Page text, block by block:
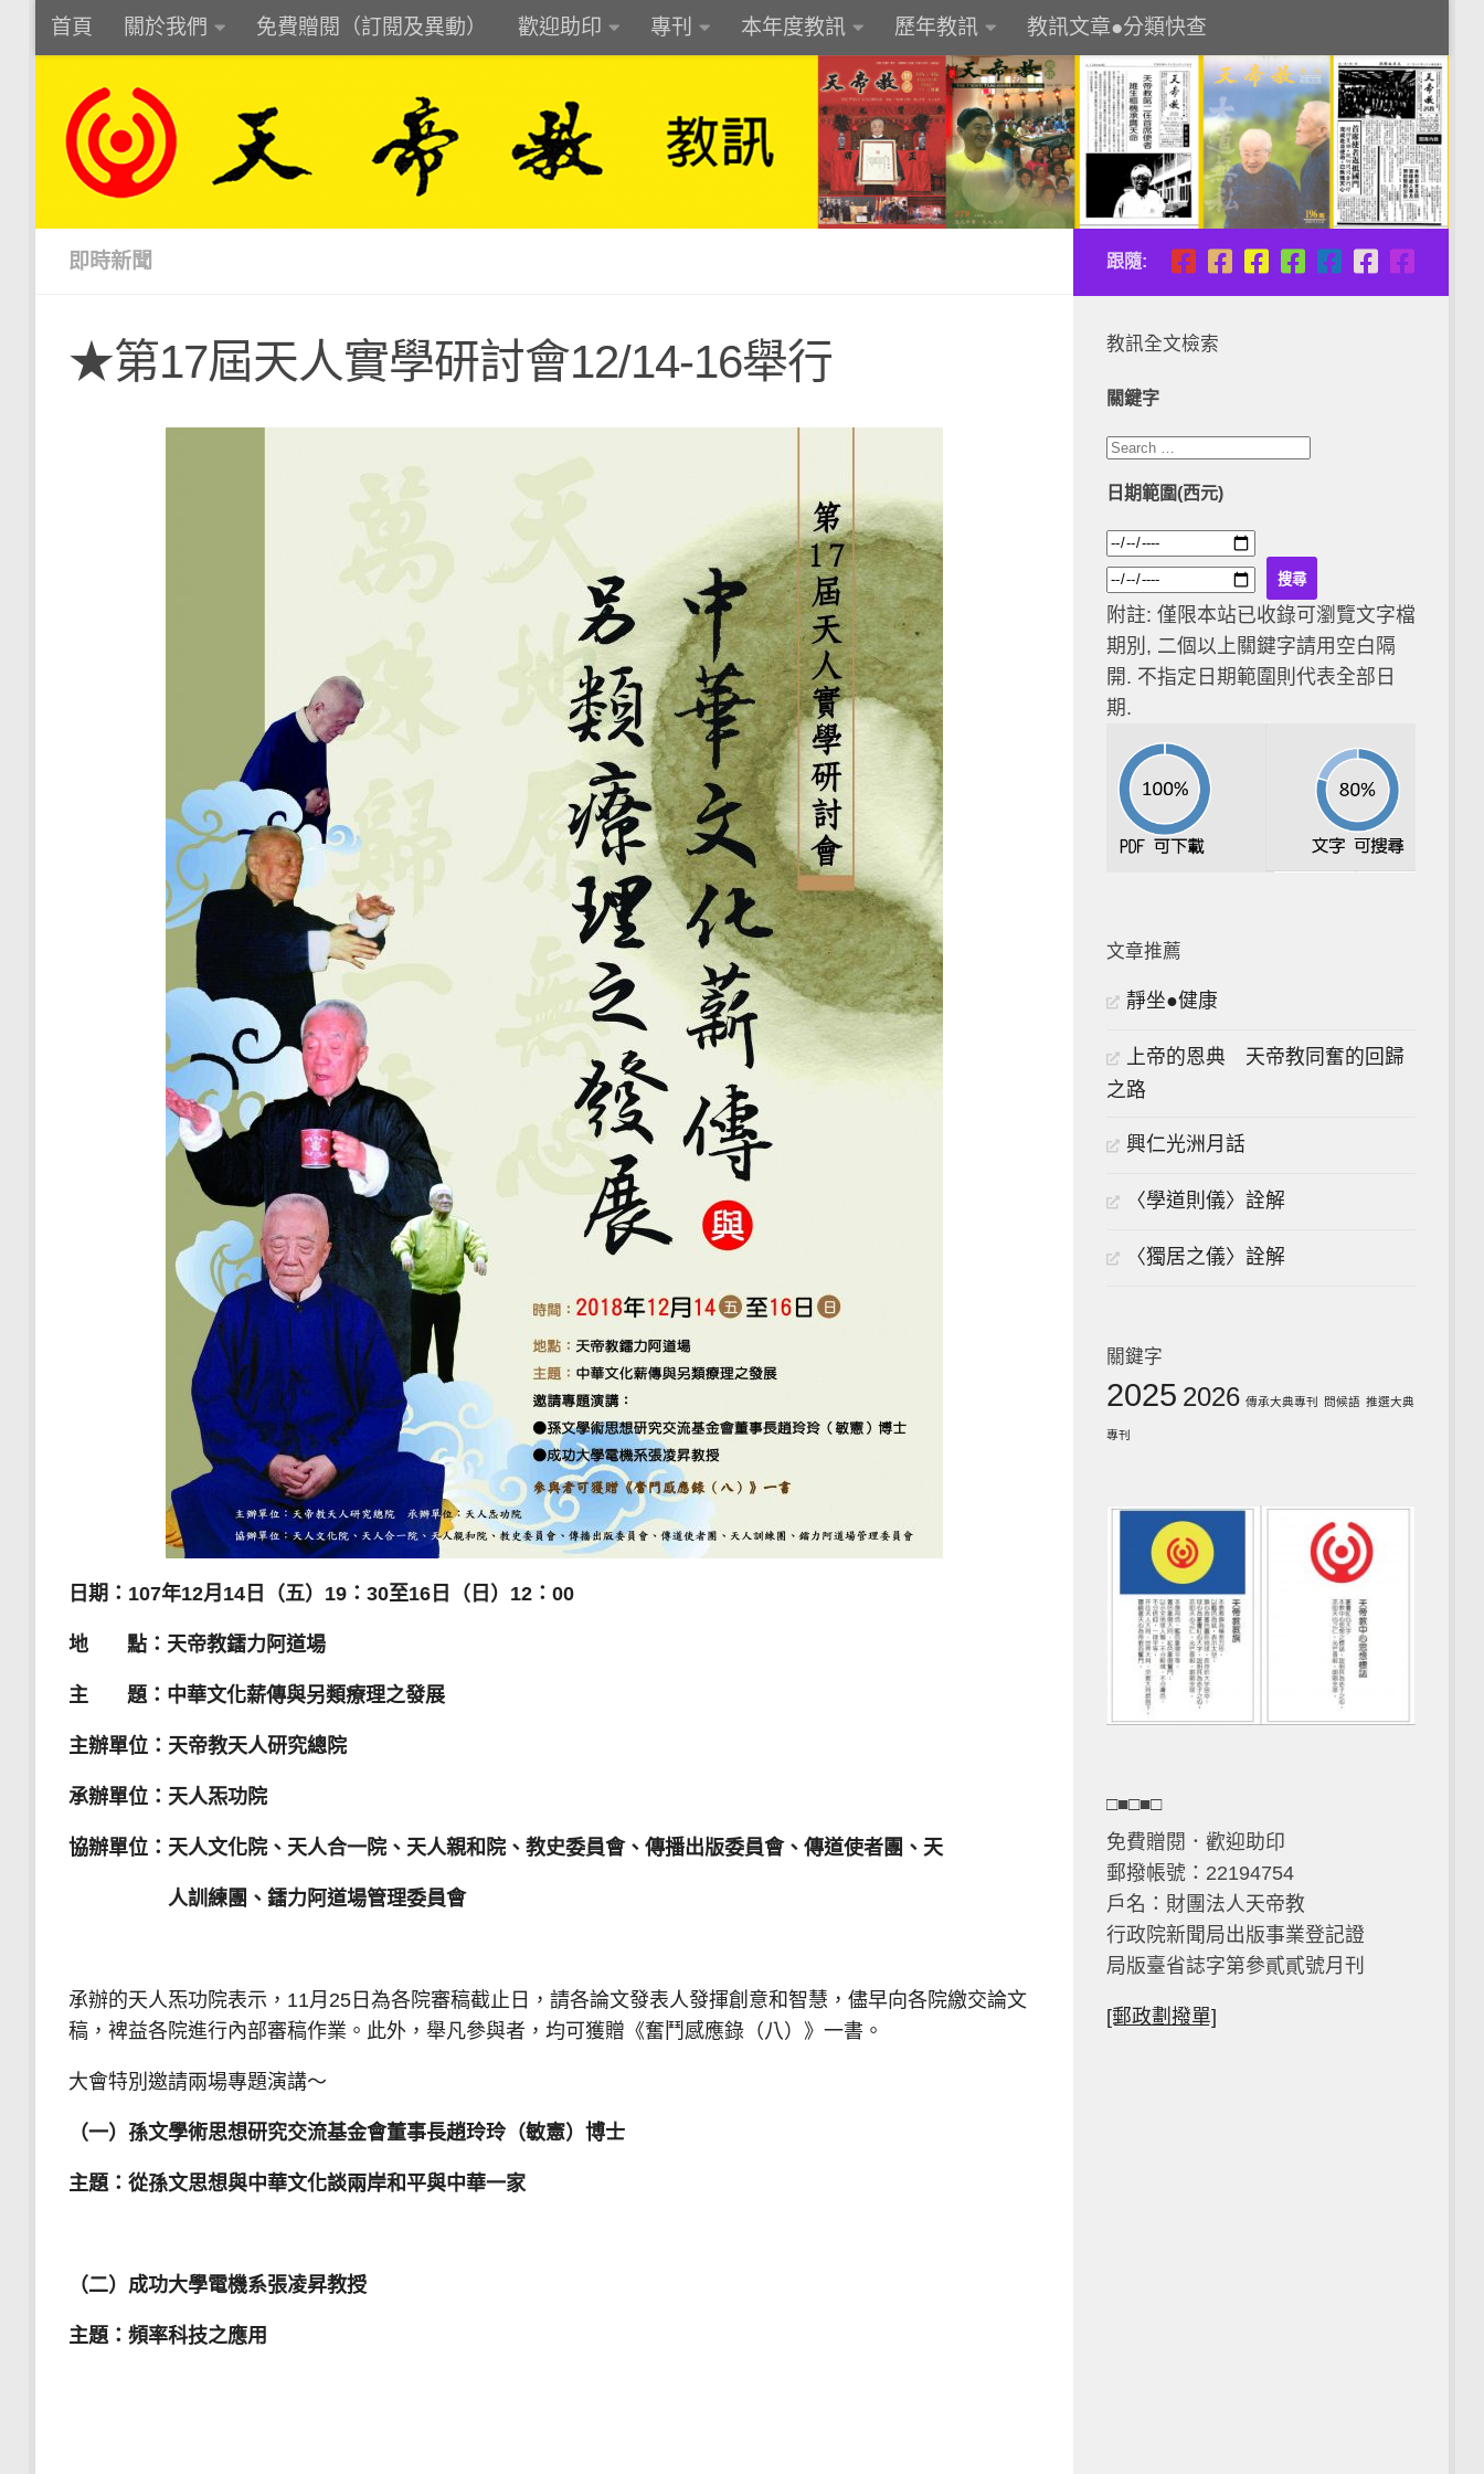
Skip to content
首頁 關於我們 免費贈閱（訂閱及異動） 歡迎助印 專刊 本年度教訊 歷年教訊 教訊文章●分類快查
即時新聞
★第17屆天人實學研討會12/14-16舉行
日期：107年12月14日（五）19：30至16日（日）12：00
地 點：天帝教鐳力阿道場
主 題：中華文化薪傳與另類療理之發展
主辦單位：天帝教天人研究總院
承辦單位：天人炁功院
協辦單位：天人文化院、天人合一院、天人親和院、教史委員會、 傳播出版委員會、傳道使者團、天
人訓練團、鐳力阿道場管理委員會
承辦的天人炁功院表示，11月25日為各院審稿截止日，請各論文發表人發揮創意和智慧，儘早向各院繳交論文
稿，裨益各院進行內部審稿作業。此外，舉凡參與者，均可獲贈《奮鬥感應錄（八）》一書。
大會特別邀請兩場專題演講～
（一） 孫文學術思想研究交流基金會董事長趙玲玲（敏憲）博士
主題：從孫文思想與中華文化談兩岸和平與中華一家
（二） 成功大學電機系張凌昇教授
主題：頻率科技之應用
跟隨:
教訊全文檢索
關鍵字
日期範圍(西元)
附註: 僅限本站已收錄可瀏覽文字檔
期別, 二個以上關鍵字請用空白隔
開. 不指定日期範圍則代表全部日
期.
文章推薦
靜坐●健康
上帝的恩典 天帝教同奮的回歸
之路
興仁光洲月話
〈學道則儀〉詮解
〈獨居之儀〉詮解
關鍵字
2025 2026 傳承大典專刊 問候語 推選大典
專刊
□■□■□
免費贈閱．歡迎助印
郵撥帳號：22194754
戶名：財團法人天帝教
行政院新聞局出版事業登記證
局版臺省誌字第參貳貳號月刊
[郵政劃撥單]